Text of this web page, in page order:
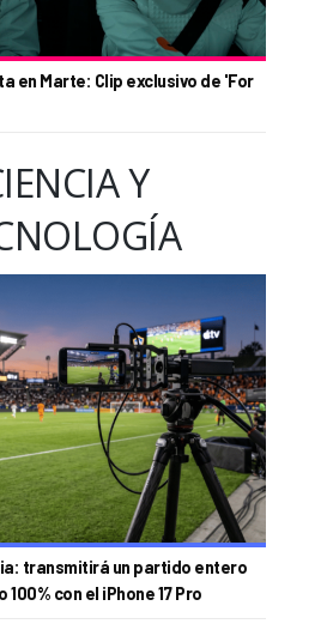
en Marte: Clip exclusivo de 'For
Y
transmitirá un partido entero
con el iPhone 17 Pro